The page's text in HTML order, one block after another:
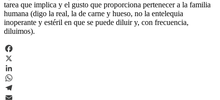
tarea que implica y el gusto que proporciona pertenecer a la familia
humana (digo la real, la de carne y hueso, no la entelequia
inoperante y estéril en que se puede diluir y, con frecuencia,
diluimos).
Facebook
X
LinkedIn
WhatsApp
Telegram